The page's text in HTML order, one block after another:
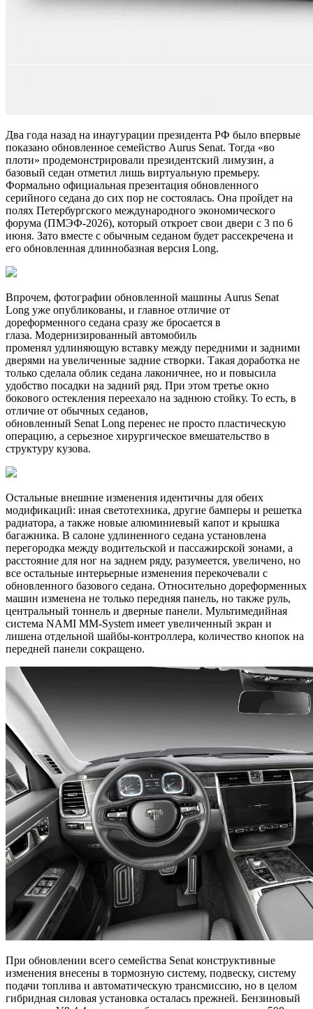
Два года назад на инаугурации президента РФ было впервые
показано обновленное семейство Aurus Senat. Тогда «во
плоти» продемонстрировали президентский лимузин, а
базовый седан отметил лишь виртуальную премьеру.
Формально официальная презентация обновленного
серийного седана до сих пор не состоялась. Она пройдет на
полях Петербургского международного экономического
форума (ПМЭФ-2026), который откроет свои двери с 3 по 6
июня. Зато вместе с обычным седаном будет рассекречена и
его обновленная длиннобазная версия Long.
Впрочем, фотографии обновленной машины Aurus Senat
Long уже опубликованы, и главное отличие от
дореформенного седана сразу же бросается в
глаза. Модернизированный автомобиль
променял удлиняющую вставку между передними и задними
дверями на увеличенные задние створки. Такая доработка не
только сделала облик седана лаконичнее, но и повысила
удобство посадки на задний ряд. При этом третье окно
бокового остекления переехало на заднюю стойку. То есть, в
отличие от обычных седанов,
обновленный Senat Long перенес не просто пластическую
операцию, а серьезное хирургическое вмешательство в
структуру кузова.
Остальные внешние изменения идентичны для обеих
модификаций: иная светотехника, другие бамперы и решетка
радиатора, а также новые алюминиевый капот и крышка
багажника. В салоне удлиненного седана установлена
перегородка между водительской и пассажирской зонами, а
расстояние для ног на заднем ряду, разумеется, увеличено, но
все остальные интерьерные изменения перекочевали с
обновленного базового седана. Относительно дореформенных
машин изменена не только передняя панель, но также руль,
центральный тоннель и дверные панели. Мультимедийная
система NAMI MM-System имеет увеличенный экран и
лишена отдельной шайбы-контроллера, количество кнопок на
передней панели сокращено.
При обновлении всего семейства Senat конструктивные
изменения внесены в тормозную систему, подвеску, систему
подачи топлива и автоматическую трансмиссию, но в целом
гибридная силовая установка осталась прежней. Бензиновый